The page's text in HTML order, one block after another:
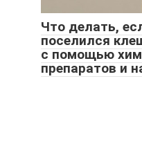
Что делать,
поселился
с помощью
препаратов и